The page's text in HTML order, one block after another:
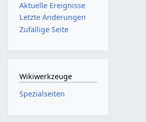
Aktuelle Ereignisse
Letzte Änderungen
Zufällige Seite
Wikiwerkzeuge
Spezialseiten